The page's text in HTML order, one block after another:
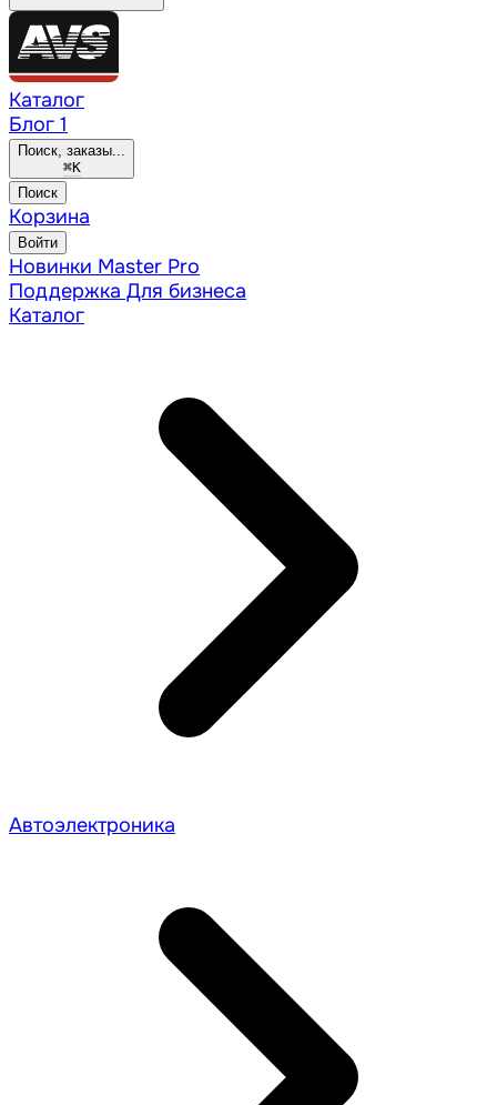
Каталог
Блог 1
Поиск, заказы...
⌘K
Поиск
Корзина
Войти
Новинки Master Pro
Поддержка Для бизнеса
Каталог
Автоэлектроника